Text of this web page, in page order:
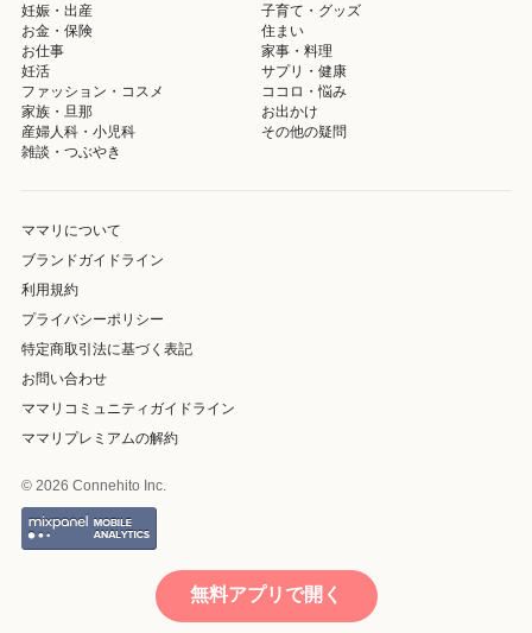
妊娠・出産
子育て・グッズ
お金・保険
住まい
お仕事
家事・料理
妊活
サプリ・健康
ファッション・コスメ
ココロ・悩み
家族・旦那
お出かけ
産婦人科・小児科
その他の疑問
雑談・つぶやき
ママリについて
ブランドガイドライン
利用規約
プライバシーポリシー
特定商取引法に基づく表記
お問い合わせ
ママリコミュニティガイドライン
ママリプレミアムの解約
© 2026 Connehito Inc.
無料アプリで開く